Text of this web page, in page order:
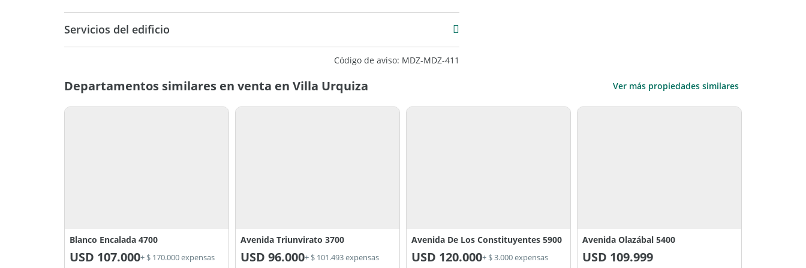
Servicios del edificio
Código de aviso: MDZ-MDZ-411
Departamentos similares en venta en Villa Urquiza Ver más propiedades similares
Blanco Encalada 4700
USD 107.000+ $ 170.000 expensas
Avenida Triunvirato 3700
USD 96.000+ $ 101.493 expensas
Avenida De Los Constituyentes 5900
USD 120.000+ $ 3.000 expensas
Avenida Olazábal 5400
USD 109.999